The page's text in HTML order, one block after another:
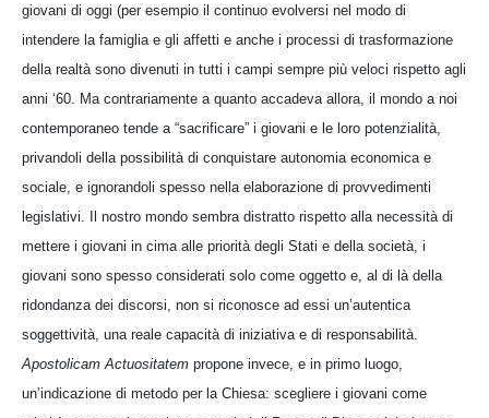
giovani di oggi (per esempio il continuo evolversi nel modo di
intendere la famiglia e gli affetti e anche i processi di trasformazione
della realtà sono divenuti in tutti i campi sempre più veloci rispetto agli
anni ‘60. Ma contrariamente a quanto accadeva allora, il mondo a noi
contemporaneo tende a “sacrificare” i giovani e le loro potenzialità,
privandoli della possibilità di conquistare autonomia economica e
sociale, e ignorandoli spesso nella elaborazione di provvedimenti
legislativi. Il nostro mondo sembra distratto rispetto alla necessità di
mettere i giovani in cima alle priorità degli Stati e della società, i
giovani sono spesso considerati solo come oggetto e, al di là della
ridondanza dei discorsi, non si riconosce ad essi un’autentica
soggettività, una reale capacità di iniziativa e di responsabilità.
Apostolicam Actuositatem propone invece, e in primo luogo,
un’indicazione di metodo per la Chiesa: scegliere i giovani come